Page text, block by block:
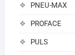
PNEU-MAX
PROFACE
PULS